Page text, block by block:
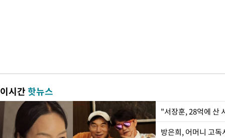
이시간핫뉴스
"서장훈, 28억에 산
방은희, 어머니 고